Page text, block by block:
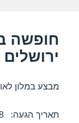
חופשה
ירושלים 23/10/2018
מבצע במלון
תאריך הגעה: 23/10/18